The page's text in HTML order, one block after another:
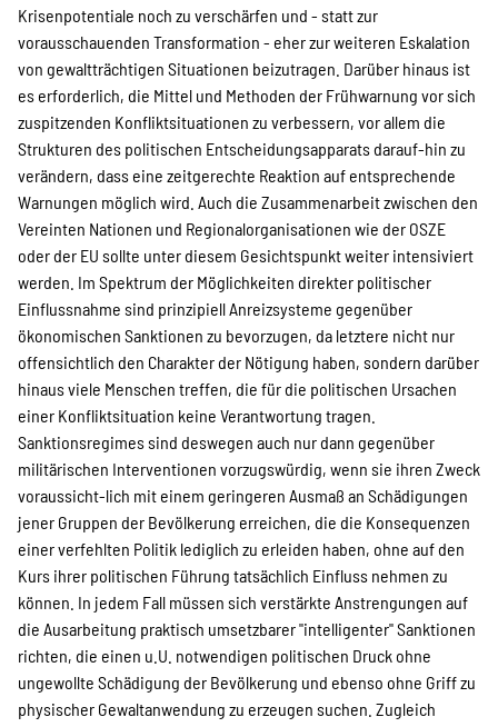
Krisenpotentiale noch zu verschärfen und - statt zur
vorausschauenden Transformation - eher zur weiteren Eskalation
von gewaltträchtigen Situationen beizutragen. Darüber hinaus ist
es erforderlich, die Mittel und Methoden der Frühwarnung vor sich
zuspitzenden Konfliktsituationen zu verbessern, vor allem die
Strukturen des politischen Entscheidungsapparats darauf-hin zu
verändern, dass eine zeitgerechte Reaktion auf entsprechende
Warnungen möglich wird. Auch die Zusammenarbeit zwischen den
Vereinten Nationen und Regionalorganisationen wie der OSZE
oder der EU sollte unter diesem Gesichtspunkt weiter intensiviert
werden. Im Spektrum der Möglichkeiten direkter politischer
Einflussnahme sind prinzipiell Anreizsysteme gegenüber
ökonomischen Sanktionen zu bevorzugen, da letztere nicht nur
offensichtlich den Charakter der Nötigung haben, sondern darüber
hinaus viele Menschen treffen, die für die politischen Ursachen
einer Konfliktsituation keine Verantwortung tragen.
Sanktionsregimes sind deswegen auch nur dann gegenüber
militärischen Interventionen vorzugswürdig, wenn sie ihren Zweck
voraussicht-lich mit einem geringeren Ausmaß an Schädigungen
jener Gruppen der Bevölkerung erreichen, die die Konsequenzen
einer verfehlten Politik lediglich zu erleiden haben, ohne auf den
Kurs ihrer politischen Führung tatsächlich Einfluss nehmen zu
können. In jedem Fall müssen sich verstärkte Anstrengungen auf
die Ausarbeitung praktisch umsetzbarer "intelligenter" Sanktionen
richten, die einen u.U. notwendigen politischen Druck ohne
ungewollte Schädigung der Bevölkerung und ebenso ohne Griff zu
physischer Gewaltanwendung zu erzeugen suchen. Zugleich